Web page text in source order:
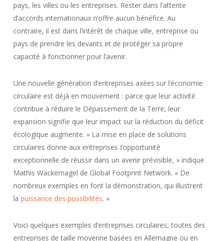
pays, les villes ou les entreprises. Rester dans l’attente
d’accords internationaux n’offre aucun bénéfice. Au
contraire, il est dans l’intérêt de chaque ville, entreprise ou
pays de prendre les devants et de protéger sa propre
capacité à fonctionner pour l’avenir.
Une nouvelle génération d’entreprises axées sur l’économie
circulaire est déjà en mouvement : parce que leur activité
contribue à réduire le Dépassement de la Terre, leur
expansion signifie que leur impact sur la réduction du déficit
écologique augmente. « La mise en place de solutions
circulaires donne aux entreprises I’opportunité
exceptionnelle de réussir dans un avenir prévisible, » indique
Mathis Wackernagel de Global Footprint Network. « De
nombreux exemples en font la démonstration, qui illustrent
la puissance des possibilités. »
Voici quelques exemples d’entreprises circulaires, toutes des
entreprises de taille moyenne basées en Allemagne ou en